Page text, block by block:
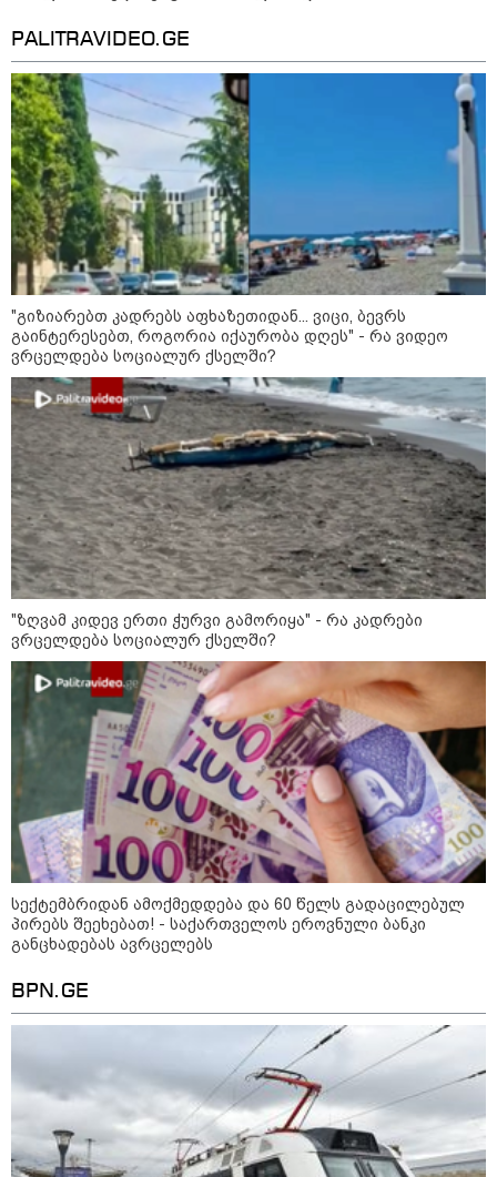
15:49 / 06-08-2026
შეიძინე ალდაგის სამოგზაურო დაზღვევა და
მიიღე გაორმაგებული ინტერნეტი
საზოგადოება
11:36 / 08-08-2026
წელიწადნახევარში საქართველოში 164
ადამიანი დაიკარგა - 57 პირს ამ დრომდე
ეძებენ
18:11 / 08-08-2026
"ფოტოსურათი, რომელზეც
17:01 / 08-08-2026
"პროკურატურის მიერ გია
ბარამიძის მიმართ დაწყებულ
საქმეს მინდა გამოვეხმაურო" -
იაგო ხვიჩია განცხადებას
ავრცელებს
PALITRAVIDEO.GE
"გიზიარებთ კადრებს აფხაზეთიდან... ვიცი, ბევრს
გაინტერესებთ, როგორია იქაურობა დღეს" - რა ვიდეო
ვრცელდება სოციალურ ქსელში?
"ზღვამ კიდევ ერთი ჭურვი გამორიყა" - რა კადრები
ვრცელდება სოციალურ ქსელში?
სექტემბრიდან ამოქმედდება და 60 წელს გადაცილებულ
პირებს შეეხებათ! - საქართველოს ეროვნული ბანკი
განცხადებას ავრცელებს
BPN.GE